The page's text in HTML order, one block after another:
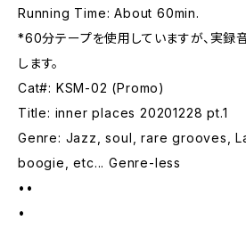
Running Time: About 60min.
*60分テープを使用していますが、実録
します。
Cat#: KSM-02 (Promo)
Title: inner places 20201228 pt.1
Genre: Jazz, soul, rare grooves,
boogie, etc... Genre-less
••
•